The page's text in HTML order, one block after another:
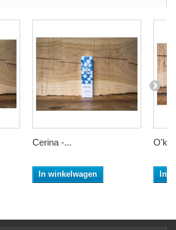
Cerina -...
In winkelwagen In